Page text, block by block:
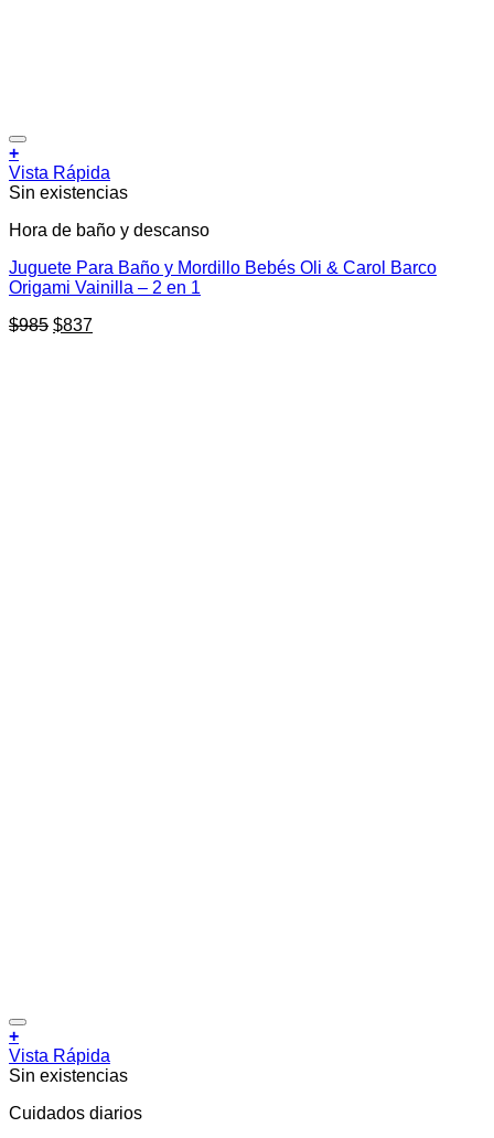
+
Vista Rápida
Sin existencias
Hora de baño y descanso
Juguete Para Baño y Mordillo Bebés Oli & Carol Barco
Origami Vainilla – 2 en 1
$985 El
$837El
+
Vista Rápida
Sin existencias
Cuidados diarios